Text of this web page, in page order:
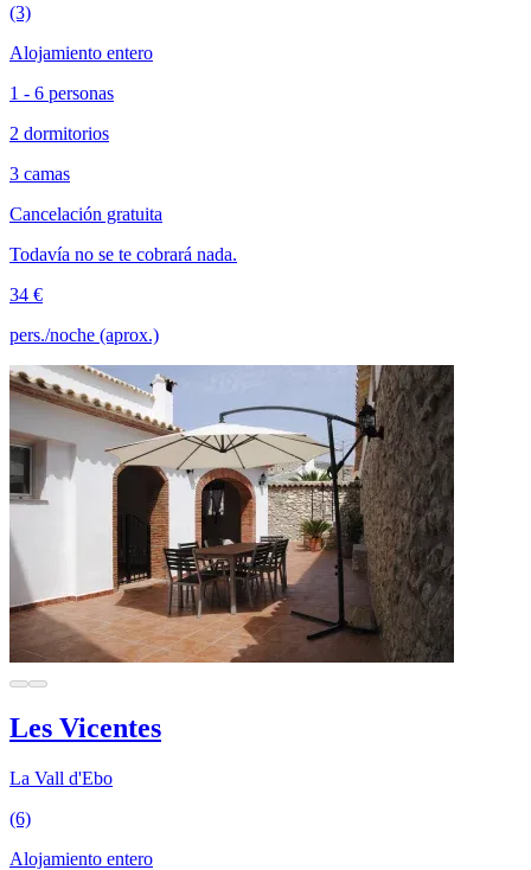
(3)
Alojamiento entero
1 - 6 personas
2 dormitorios
3 camas
Cancelación gratuita
Todavía no se te cobrará nada.
34 €
pers./noche (aprox.)
Les Vicentes
La Vall d'Ebo
(6)
Alojamiento entero